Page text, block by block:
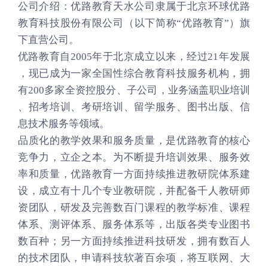
公司介绍：优路教育天水公司隶属于北京环球优路
教育科技股份有限公司（以下简称“优路教育”）旗
下直营公司。
优路教育自2005年于北京成立以来，经过21年发展
，现已成为一家全国性综合教育科技服务机构，拥
有200多家全资控股分、子公司，业务涵盖职业培训
、招考培训、考研培训、留学服务、图书出版、信
息技术服务等领域。
品质化的教学效果和服务质量，是优路教育的核心
竞争力，立企之本。为不断提升培训效果、服务效
率和质量，优路教育一方面持续推进教研院体系建
设，成立有十几个专业教研院，并配备千人教研师
资团队，研发及完善数百门课程的教学标准、课程
体系、测评体系、服务体系等，出版各类专业图书
数百种；另一方面持续推进科技研发，拥有数百人
的技术团队，申请科技软著百余项，将互联网、大